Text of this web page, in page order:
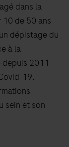
dans la
10 de 50 ans
dépistage du
à la
2011-
19,
sein et son